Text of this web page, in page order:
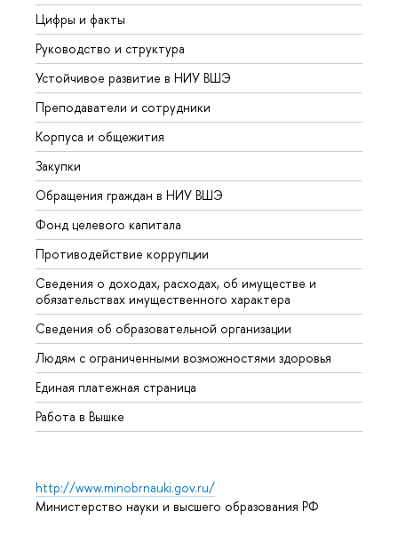
Цифры и факты
Руководство и структура
Устойчивое развитие в НИУ ВШЭ
Преподаватели и сотрудники
Корпуса и общежития
Закупки
Обращения граждан в НИУ ВШЭ
Фонд целевого капитала
Противодействие коррупции
Сведения о доходах, расходах, об имуществе и
обязательствах имущественного характера
Сведения об образовательной организации
Людям с ограниченными возможностями здоровья
Единая платежная страница
Работа в Вышке
http://www.minobrnauki.gov.ru/
Министерство науки и высшего образования РФ